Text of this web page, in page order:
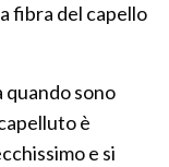
fibra del capello
quando sono
è
e si